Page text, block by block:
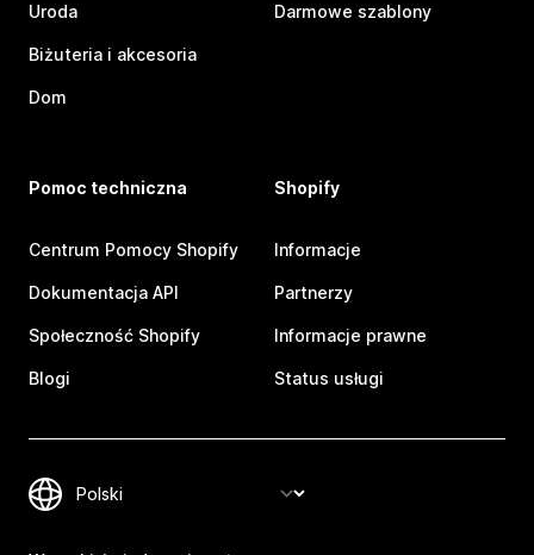
Uroda
Biżuteria i akcesoria
Dom
Darmowe szablony
Pomoc techniczna
Centrum Pomocy Shopify
Dokumentacja API
Społeczność Shopify
Blogi
Shopify
Informacje
Partnerzy
Informacje prawne
Status usługi